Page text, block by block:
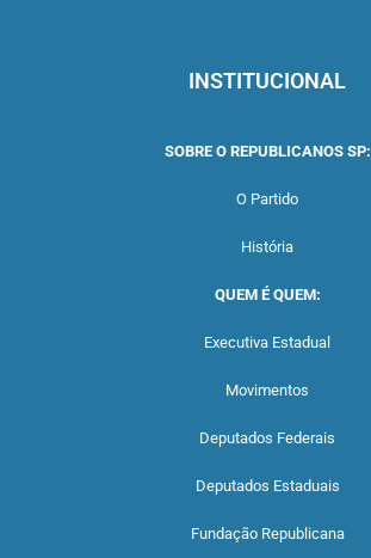
INSTITUCIONAL
SOBRE O REPUBLICANOS SP:
O Partido
História
QUEM É QUEM:
Executiva Estadual
Movimentos
Deputados Federais
Deputados Estaduais
Fundação Republicana